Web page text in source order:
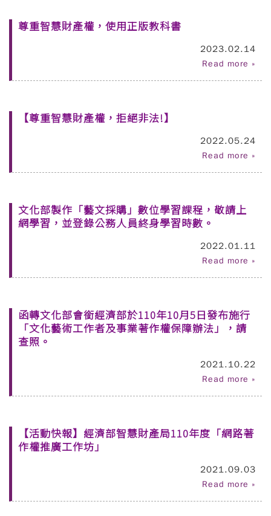
尊重智慧財產權，使用正版教科書
2023.02.14
Read more »
【尊重智慧財產權，拒絕非法!】
2022.05.24
Read more »
文化部製作「藝文採購」數位學習課程，敬請上
網學習，並登錄公務人員終身學習時數。
2022.01.11
Read more »
函轉文化部會銜經濟部於110年10月5日發布施行
「文化藝術工作者及事業著作權保障辦法」，請
查照。
2021.10.22
Read more »
【活動快報】經濟部智慧財產局110年度「網路著
作權推廣工作坊」
2021.09.03
Read more »